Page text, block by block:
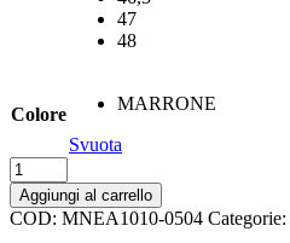
47
48
Colore
MARRONE
Svuota
Sneakers
atlantic
stars
quantità
Aggiungi al carrello
COD: MNEA1010-0504 Categorie: